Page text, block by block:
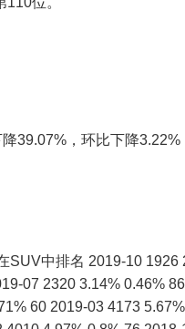
，环比下降3.22%
SUV中排名 2019-10
07 2320 3.14% 0.46%
60 2019-03 4173